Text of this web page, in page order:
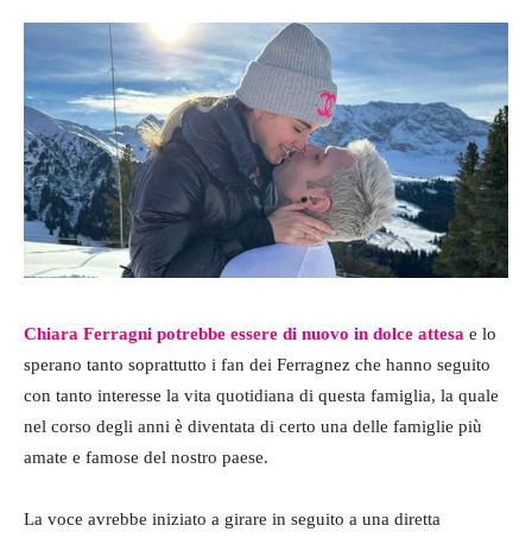
Chiara Ferragni potrebbe essere di nuovo in dolce attesa e lo
sperano tanto soprattutto i fan dei Ferragnez che hanno seguito
con tanto interesse la vita quotidiana di questa famiglia, la quale
nel corso degli anni è diventata di certo una delle famiglie più
amate e famose del nostro paese.
La voce avrebbe iniziato a girare in seguito a una diretta